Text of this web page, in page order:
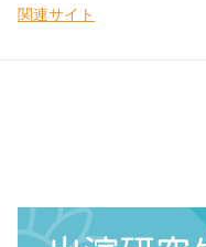
関連サイト